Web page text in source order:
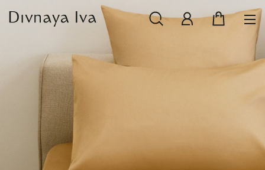
НОВИНКИ
СМОТРЕТЬ ВСЕ
РАСПРОДАЖА
ПОСУДА И СЕРВИРОВКА
ТЕКСТИЛЬ ДЛЯ ДОМА